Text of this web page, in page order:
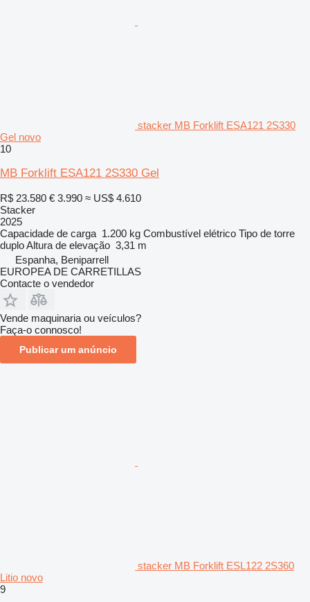
stacker MB Forklift ESA121 2S330
Gel novo
10
MB Forklift ESA121 2S330 Gel
R$ 23.580 € 3.990 ≈ US$ 4.610
Stacker
2025
Capacidade de carga 1.200 kg Combustível elétrico Tipo de torre
duploAltura de elevação 3,31 m
Espanha, Beniparrell
EUROPEA DE CARRETILLAS
Contacte o vendedor
Vende maquinaria ou veículos?
Faça-o connosco!
Publicar um anúncio
stacker MB Forklift ESL122 2S360
Litio novo
9